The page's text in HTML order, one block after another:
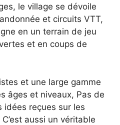
le village se dévoile
et circuits VTT,
en un terrain de jeu
et en coups de
et une large gamme
âges et niveaux, Pas de
idées reçues sur les
aussi un véritable